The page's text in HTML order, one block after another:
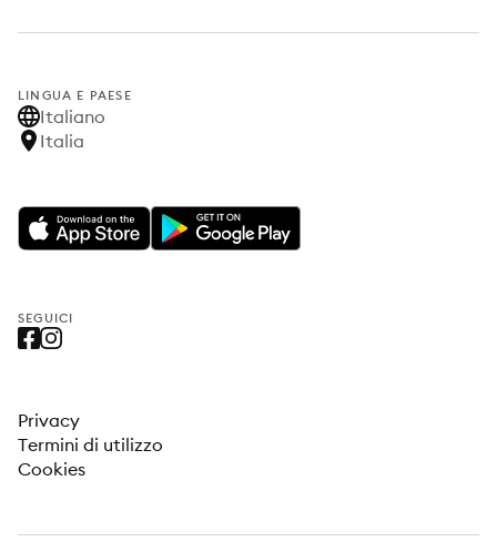
LINGUA E PAESE
Italiano
Italia
SEGUICI
Privacy
Termini di utilizzo
Cookies